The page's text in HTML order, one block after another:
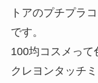
トアのプチプラ
です。
100均コスメって
クレヨンタッチ